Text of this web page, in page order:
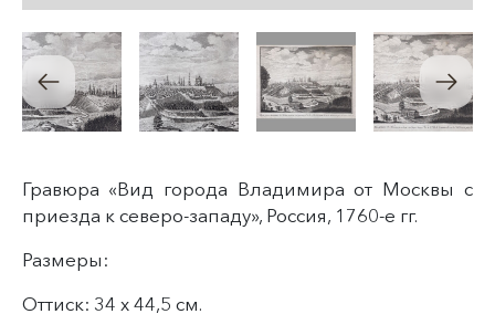
Гравюра «Вид города Владимира от Москвы с
приезда к северо-западу», Россия, 1760-е гг.
Размеры:
Оттиск: 34 х 44,5 см.